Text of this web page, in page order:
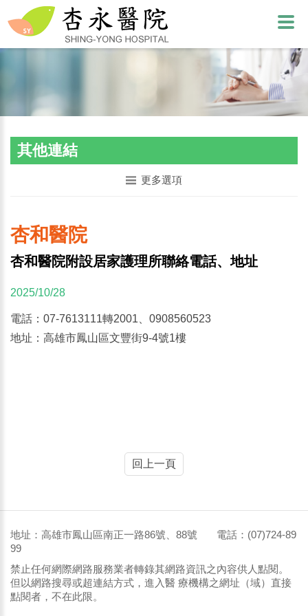
其他連結
更多選項
杏和醫院
杏和醫院附設居家護理所聯絡電話、地址
2025/10/28
電話：07-7613111轉2001、0908560523
地址：高雄市鳳山區文豐街9-4號1樓
回上一頁
地址：高雄市鳳山區南正一路86號、88號 電話：(07)724-89
99
禁止任何網際網路服務業者轉錄其網路資訊之內容供人點閱。
但以網路搜尋或超連結方式，進入醫 療機構之網址（域）直接
點閱者，不在此限。